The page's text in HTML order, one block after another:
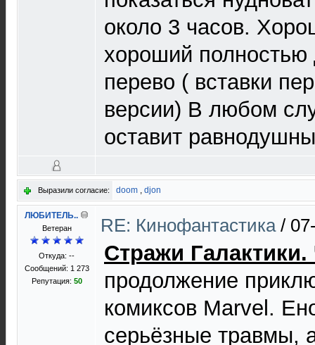
около 3 часов.
хороший
перево ( вставки
версии) В любом
оставит
Выразили согласие: doom , djon
ЛЮБИТЕЛЬ..
Ветеран
Откуда: --
Сообщений: 1 273
Репутация: 50
RE: Кинофантастика /
Стражи Галактики.
продолжение
комиксов Marvel.
серьёзные травмы,